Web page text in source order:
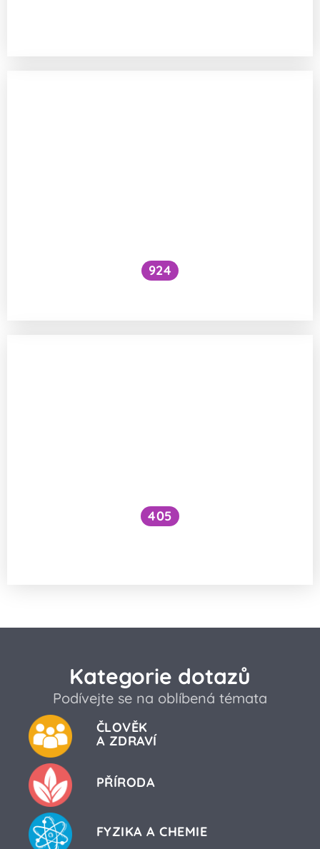
924
405
Kategorie dotazů
Podívejte se na oblíbená témata
ČLOVĚK
A ZDRAVÍ
PŘÍRODA
FYZIKA A CHEMIE